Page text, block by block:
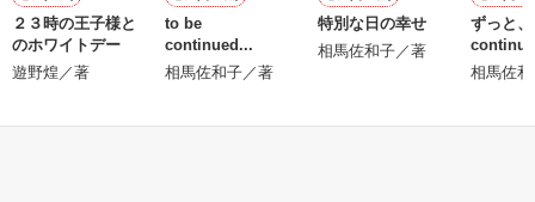
※表紙も作中使用の画像も全てフリー素材です。
※執筆期間2026.6.3〜7.20完結です。
※他サイトさんにて恋愛トレンド1位でした〜良かったら読ん
２３時の王子様と
のホワイトデー
遊野煌／著
to be
continued...
相馬佐和子／著
特別な日の幸せ
相馬佐和子／著
ずっと
相馬佐